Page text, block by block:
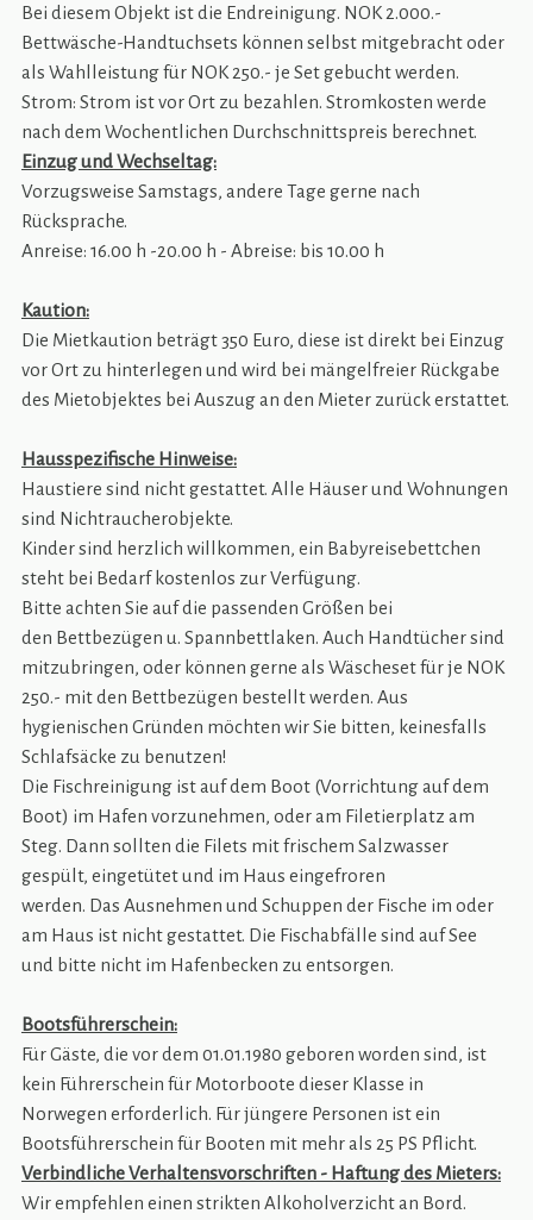
Bei diesem Objekt ist die Endreinigung. NOK 2.000.-
Bettwäsche-Handtuchsets können selbst mitgebracht oder
als Wahlleistung für NOK 250.- je Set gebucht werden.
Strom: Strom ist vor Ort zu bezahlen. Stromkosten werde
nach dem Wochentlichen Durchschnittspreis berechnet.
Einzug und Wechseltag:
Vorzugsweise Samstags, andere Tage gerne nach
Rücksprache.
Anreise: 16.00 h -20.00 h - Abreise: bis 10.00 h
Kaution:
Die Mietkaution beträgt 350 Euro, diese ist direkt bei Einzug
vor Ort zu hinterlegen und wird bei mängelfreier Rückgabe
des Mietobjektes bei Auszug an den Mieter zurück erstattet.
Hausspezifische Hinweise:
Haustiere sind nicht gestattet. Alle Häuser und Wohnungen
sind Nichtraucherobjekte.
Kinder sind herzlich willkommen, ein Babyreisebettchen
steht bei Bedarf kostenlos zur Verfügung.
Bitte achten Sie auf die passenden Größen bei
den Bettbezügen u. Spannbettlaken. Auch Handtücher sind
mitzubringen, oder können gerne als Wäscheset für je NOK
250.- mit den Bettbezügen bestellt werden. Aus
hygienischen Gründen möchten wir Sie bitten, keinesfalls
Schlafsäcke zu benutzen!
Die Fischreinigung ist auf dem Boot (Vorrichtung auf dem
Boot) im Hafen vorzunehmen, oder am Filetierplatz am
Steg. Dann sollten die Filets mit frischem Salzwasser
gespült, eingetütet und im Haus eingefroren
werden. Das Ausnehmen und Schuppen der Fische im oder
am Haus ist nicht gestattet. Die Fischabfälle sind auf See
und bitte nicht im Hafenbecken zu entsorgen.
Bootsführerschein:
Für Gäste, die vor dem 01.01.1980 geboren worden sind, ist
kein Führerschein für Motorboote dieser Klasse in
Norwegen erforderlich. Für jüngere Personen ist ein
Bootsführerschein für Booten mit mehr als 25 PS Pflicht.
Verbindliche Verhaltensvorschriften - Haftung des Mieters:
Wir empfehlen einen strikten Alkoholverzicht an Bord.